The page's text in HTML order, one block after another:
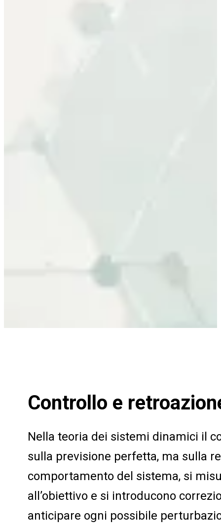
Controllo e
Nella teoria dei sistemi dinamici il
sulla previsione perfetta, ma sulla
comportamento del sistema, si
all’obiettivo e si introducono
anticipare ogni possibile